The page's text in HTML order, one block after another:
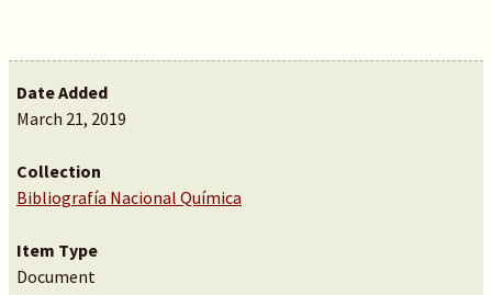
Date Added
March 21, 2019
Collection
Bibliografía Nacional Química
Item Type
Document